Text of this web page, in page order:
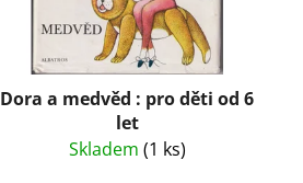
Dora a medvěd : pro děti od 6
let
Skladem (1 ks)